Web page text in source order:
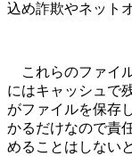
込め詐欺やネット
これらのファイ
にはキャッシュで
がファイルを保存
かるだけなので責
めることはしない